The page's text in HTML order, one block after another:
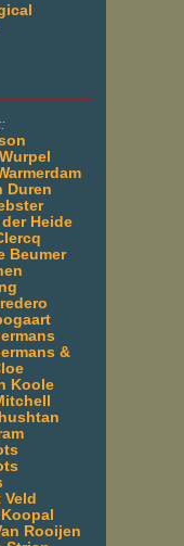
Duren
Heide
Beumer
&
Koole
Veld
Rooijen